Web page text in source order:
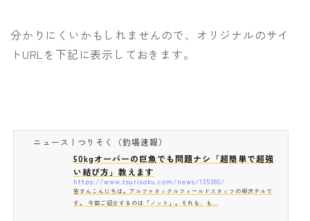
分かりにくいかもしれませんので、オリジナルのサイ
トURLを下記に表示しておきます。
ニュース | つりそく（釣場速報）
50kgオーバーの巨魚でも問題ナシ「超簡単で超強
い結び方」教えます
https://www.tsurisoku.com/news/135380/
皆さんこんにちは。アルファタックルフィールドスタッフの柳沢テルで
す。 今回ご紹介するのは「ノット」。それも、も…